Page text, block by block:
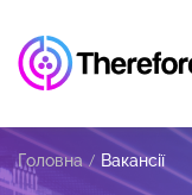
Головна Вакансії